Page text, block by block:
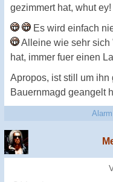
gezimmert hat, whut ey!
Es wird einfach
Alleine wie sehr sich
hat, immer fuer einen
Apropos, ist still um
Bauernmagd geangelt
Alarm